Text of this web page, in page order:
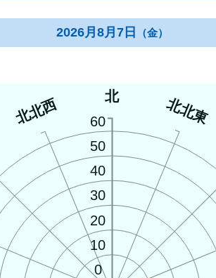
2026月8月7日 （金）
北 北北東
北北西
0
10
20
30
40
50
60